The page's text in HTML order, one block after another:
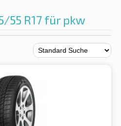
55 R17 für pkw